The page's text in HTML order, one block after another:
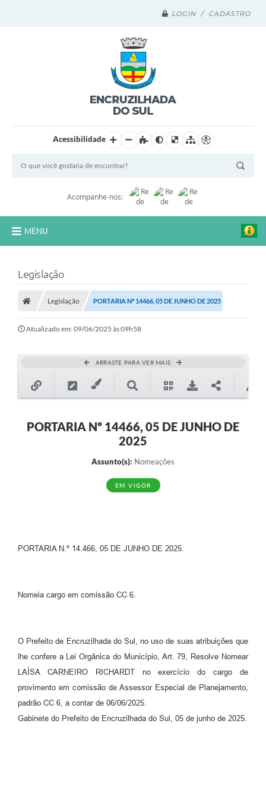
LOGIN / CADASTRO
Acessibilidade
Acompanhe-nos:
MENU
A Prefeitura
Município
Turismo
Transparência
1DOC
PARCEIROS
Contato
Relação de Medicamentos
Relatório Ouvidoria 2022
Relatório Ouvidoria 2024
Galeria de Fotos
Legislação
Legislação PORTARIA Nº 14466, 05 DE JUNHO DE 2025
Atualizado em: 09/06/2025 às 09h58
ARRASTE PARA VER MAIS
PORTARIA Nº 14466, 05 DE JUNHO DE
2025
Assunto(s): Nomeações
EM VIGOR
PORTARIA N.º 14.466, 05 DE JUNHO DE 2025.
Nomeia cargo em comissão CC 6.
O Prefeito de Encruzilhada do Sul, no uso de suas atribuições que
lhe confere a Lei Orgânica do Município, Art. 79, Resolve Nomear
LAÍSA CARNEIRO RICHARDT no exercício do cargo de
provimento em comissão de Assessor Especial de Planejamento,
padrão CC 6, a contar de 06/06/2025.
Gabinete do Prefeito de Encruzilhada do Sul, 05 de junho de 2025.